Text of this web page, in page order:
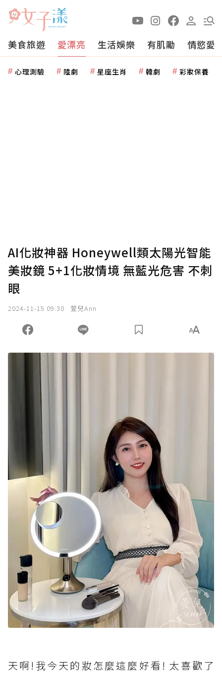
美食旅遊 愛漂亮 生活娛樂 有肌勵 情慾愛
心理測驗 陸劇 星座生肖 韓劇 彩妝保養
AI化妝神器 Honeywell類太陽光智能
美妝鏡 5+1化妝情境 無藍光危害 不刺
眼
2024-11-15 09:30 萱兒Ann
天啊!我今天的妝怎麼這麼好看! 太喜歡了